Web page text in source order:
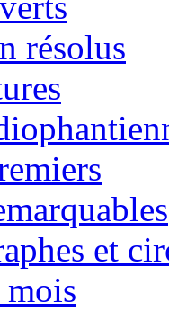
résolus
et
mois